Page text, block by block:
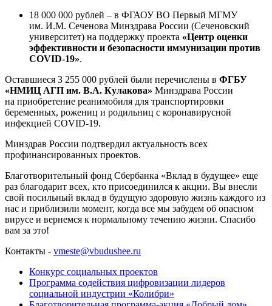
18 000 000 рублей – в ФГАОУ ВО Первый МГМУ
им. И.М. Сеченова Минздрава России (Сеченовский
университет) на поддержку проекта «Центр оценки
эффективности и безопасности иммунизации против
COVID-19».
Оставшиеся 3 255 000 рублей были перечислены в ФГБУ
«НМИЦ АГП им. В.А. Кулакова» Минздрава России
на приобретение реанимобиля для транспортировки
беременных, рожениц и родильниц с коронавирусной
инфекцией COVID-19.
Минздрав России подтвердил актуальность всех
профинансированных проектов.
Благотворительный фонд Сбербанка «Вклад в будущее» еще
раз благодарит всех, кто присоединился к акции. Вы внесли
свой посильный вклад в будущую здоровую жизнь каждого из
нас и приблизили момент, когда все мы забудем об опасном
вирусе и вернемся к нормальному течению жизни. Спасибо
вам за это!
Контакты - vmeste@vbudushee.ru
Конкурс социальных проектов
Программа содействия цифровизации лидеров
социальной индустрии «Колибри»